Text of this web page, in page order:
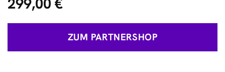
ZUM PARTNERSHOP